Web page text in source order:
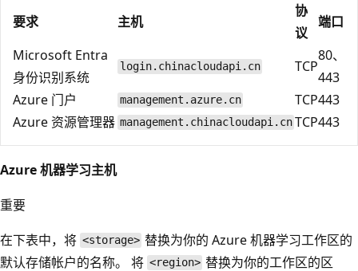
要求 主机
协
议
端口
Microsoft Entra
身份识别系统
login.chinacloudapi.cn TCP
80、
443
Azure 门户
management.azure.cn TCP443
Azure 资源管理器 management.chinacloudapi.cn TCP443
Azure 机器学习主机
重要
在下表中，将 <storage> 替换为你的 Azure 机器学习工作区的
默认存储帐户的名称。 将 <region> 替换为你的工作区的区